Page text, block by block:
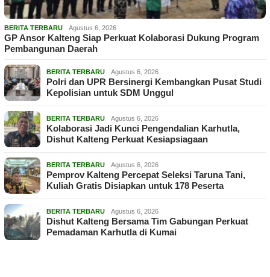
BERITA TERBARU Agustus 6, 2026
GP Ansor Kalteng Siap Perkuat Kolaborasi Dukung Program
Pembangunan Daerah
BERITA TERBARU Agustus 6, 2026
Polri dan UPR Bersinergi Kembangkan Pusat Studi
Kepolisian untuk SDM Unggul
BERITA TERBARU Agustus 6, 2026
Kolaborasi Jadi Kunci Pengendalian Karhutla,
Dishut Kalteng Perkuat Kesiapsiagaan
BERITA TERBARU Agustus 6, 2026
Pemprov Kalteng Percepat Seleksi Taruna Tani,
Kuliah Gratis Disiapkan untuk 178 Peserta
BERITA TERBARU Agustus 6, 2026
Dishut Kalteng Bersama Tim Gabungan Perkuat
Pemadaman Karhutla di Kumai